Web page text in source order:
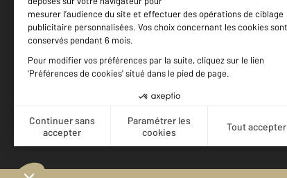
Votre agence est notée
Achat
Location